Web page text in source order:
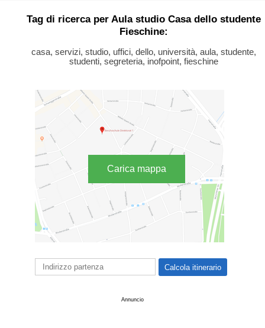
Tag di ricerca per Aula studio Casa dello studente
Fieschine:
casa, servizi, studio, uffici, dello, università, aula, studente,
studenti, segreteria, inofpoint, fieschine
Carica mappa
Annuncio